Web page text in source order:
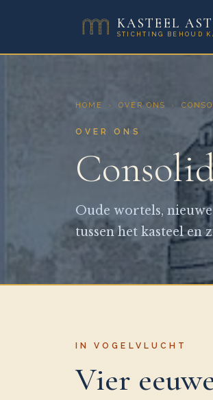
KASTEEL
STICHTING BEHOUD
HOME › OVER ONS ›
OVER ONS
Oude wortels,
tussen het kasteel en
IN VOGELVLUCHT
Vier